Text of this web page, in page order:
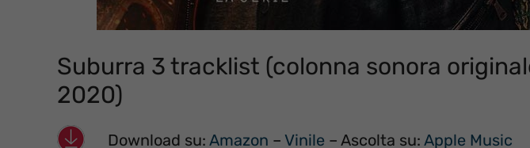
Suburra 3 tracklist (colonna sonora
2020)
Download su: Amazon – Vinile– Ascolta su: Apple Music